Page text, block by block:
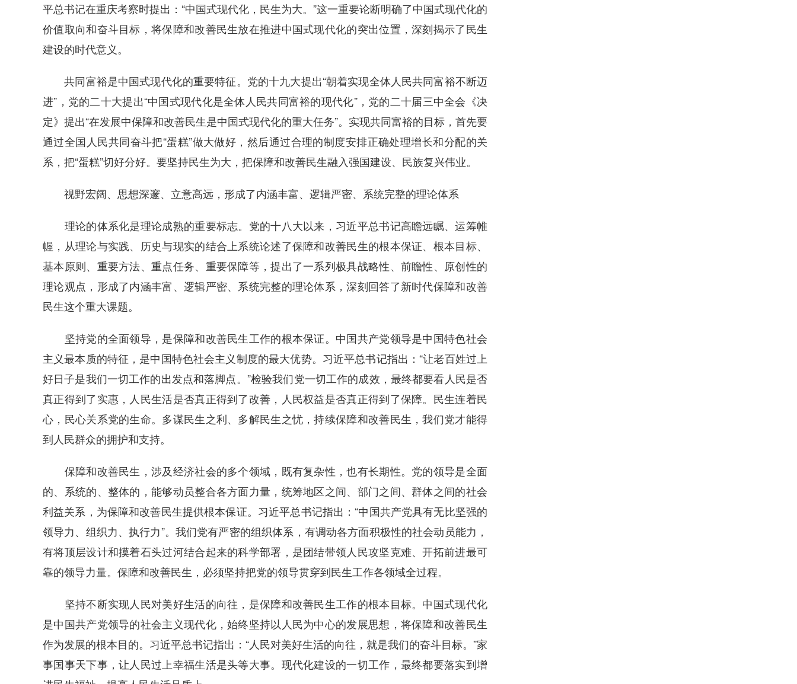
平总书记在重庆考察时提出：“中国式现代化，民生为大。”这一重要论断明确了中国式现代化的
价值取向和奋斗目标，将保障和改善民生放在推进中国式现代化的突出位置，深刻揭示了民生
建设的时代意义。
共同富裕是中国式现代化的重要特征。党的十九大提出“朝着实现全体人民共同富裕不断迈
进”，党的二十大提出“中国式现代化是全体人民共同富裕的现代化”，党的二十届三中全会《决
定》提出“在发展中保障和改善民生是中国式现代化的重大任务”。实现共同富裕的目标，首先要
通过全国人民共同奋斗把“蛋糕”做大做好，然后通过合理的制度安排正确处理增长和分配的关
系，把“蛋糕”切好分好。要坚持民生为大，把保障和改善民生融入强国建设、民族复兴伟业。
视野宏阔、思想深邃、立意高远，形成了内涵丰富、逻辑严密、系统完整的理论体系
理论的体系化是理论成熟的重要标志。党的十八大以来，习近平总书记高瞻远瞩、运筹帷
幄，从理论与实践、历史与现实的结合上系统论述了保障和改善民生的根本保证、根本目标、
基本原则、重要方法、重点任务、重要保障等，提出了一系列极具战略性、前瞻性、原创性的
理论观点，形成了内涵丰富、逻辑严密、系统完整的理论体系，深刻回答了新时代保障和改善
民生这个重大课题。
坚持党的全面领导，是保障和改善民生工作的根本保证。中国共产党领导是中国特色社会
主义最本质的特征，是中国特色社会主义制度的最大优势。习近平总书记指出：“让老百姓过上
好日子是我们一切工作的出发点和落脚点。”检验我们党一切工作的成效，最终都要看人民是否
真正得到了实惠，人民生活是否真正得到了改善，人民权益是否真正得到了保障。民生连着民
心，民心关系党的生命。多谋民生之利、多解民生之忧，持续保障和改善民生，我们党才能得
到人民群众的拥护和支持。
保障和改善民生，涉及经济社会的多个领域，既有复杂性，也有长期性。党的领导是全面
的、系统的、整体的，能够动员整合各方面力量，统筹地区之间、部门之间、群体之间的社会
利益关系，为保障和改善民生提供根本保证。习近平总书记指出：“中国共产党具有无比坚强的
领导力、组织力、执行力”。我们党有严密的组织体系，有调动各方面积极性的社会动员能力，
有将顶层设计和摸着石头过河结合起来的科学部署，是团结带领人民攻坚克难、开拓前进最可
靠的领导力量。保障和改善民生，必须坚持把党的领导贯穿到民生工作各领域全过程。
坚持不断实现人民对美好生活的向往，是保障和改善民生工作的根本目标。中国式现代化
是中国共产党领导的社会主义现代化，始终坚持以人民为中心的发展思想，将保障和改善民生
作为发展的根本目的。习近平总书记指出：“人民对美好生活的向往，就是我们的奋斗目标。”家
事国事天下事，让人民过上幸福生活是头等大事。现代化建设的一切工作，最终都要落实到增